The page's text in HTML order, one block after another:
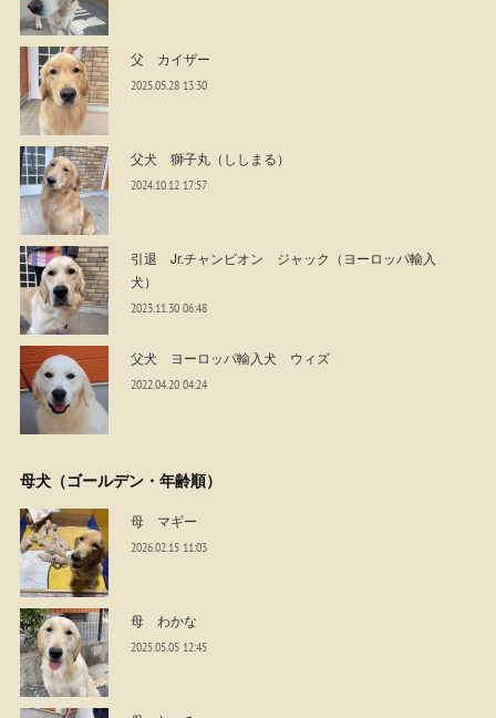
父 カイザー
2025.05.28 13:30
父犬 獅子丸（ししまる）
2024.10.12 17:57
引退 Jr.チャンピオン ジャック（ヨーロッパ輸入
犬）
2023.11.30 06:48
父犬 ヨーロッパ輸入犬 ウィズ
2022.04.20 04:24
母犬（ゴールデン・年齢順）
母 マギー
2026.02.15 11:03
母 わかな
2025.05.05 12:45